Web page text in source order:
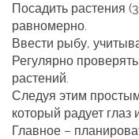
Посадить растения
равномерно.
Ввести рыбу,
Регулярно
растений.
Следуя этим
который радует
Главное –